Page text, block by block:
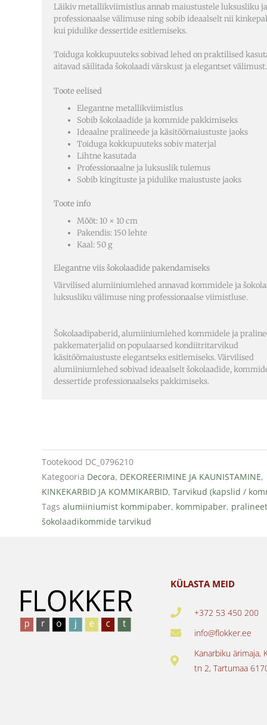
Läikiv metallikviimistlus annab maiustustele luksusliku ja
professionaalse välimuse ning sobib ideaalselt nii
kui pidulike dessertide esitlemiseks.
Toiduga kokkupuuteks sobivad lehed on praktilised
aitavad säilitada šokolaadi värskust ja elegantset välimust.
Toote eelised
Elegantne metallikviimistlus
Sobib šokolaadide ja kommide pakkimiseks
Ideaalne pralineede ja käsitöömaiustuste jaoks
Toiduga kokkupuuteks sobiv materjal
Lihtne kasutada
Professionaalne ja luksuslik tulemus
Sobib kingituste ja pidulike maiustuste jaoks
Toote info
Mõõt: 10 × 10 cm
Pakendis: 150 lehte
Kaal: 50 g
Elegantne viis šokolaadide pakendamiseks
Värvilised alumiiniumlehed annavad kommidele ja
luksusliku välimuse ning professionaalse viimistluse.
Šokolaadipaberid, alumiiniumlehed kommidele ja
pakkematerjalid on populaarsed kondiitritarvikud
käsitöömaiustuste elegantseks esitlemiseks. Värvilised
alumiiniumlehed sobivad ideaalselt šokolaadide,
dessertide professionaalseks pakkimiseks.
Tootekood DC_0796210
Kategooria Decora, DEKOREERIMINE JA KAUNISTAMINE,
KINKEKARBID JA KOMMIKARBID, Tarvikud (kapslid /
Tags alumiiniumist kommipaber, kommipaber,
šokolaadikommide tarvikud
KÜLASTA MEID
+372 53 450 200
info@flokker.ee
Kanarbiku ärimaja,
tn 2, Tartumaa